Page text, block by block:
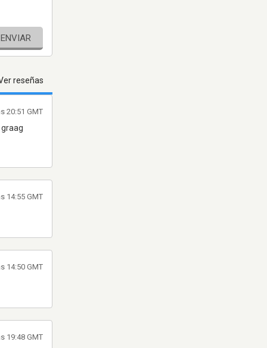
ENVIAR
reseñas
20:51 GMT
14:55 GMT
14:50 GMT
19:48 GMT